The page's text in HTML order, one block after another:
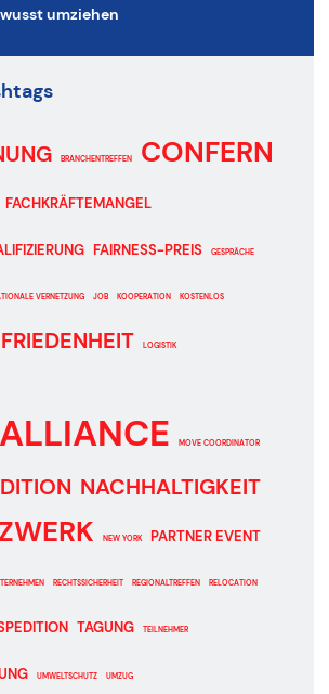
umziehen
BRANCHENTREFFEN CONFERN
FACHKRÄFTEMANGEL
FAIRNESS-PREIS GESPRÄCHE
VERNETZUNG JOB KOOPERATION KOSTENLOS
LOGISTIK
MOVE COORDINATOR
NACHHALTIGKEIT
NEW YORK PARTNER EVENT
RECHTSSICHERHEIT REGIONALTREFFEN RELOCATION
TAGUNG TEILNEHMER
UMWELTSCHUTZ UMZUG